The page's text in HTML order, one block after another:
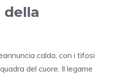
della
calda, con i tifosi
del cuore. Il legame